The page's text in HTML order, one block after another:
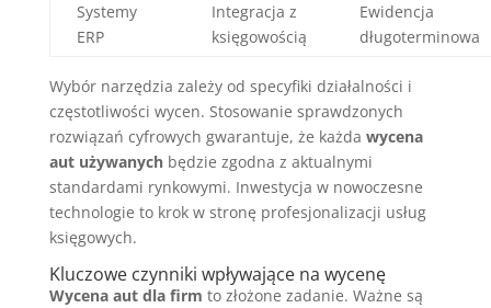
Systemy
ERP
Integracja z
księgowością
Ewidencja
długoterminowa
Wybór narzędzia zależy od specyfiki działalności i
częstotliwości wycen. Stosowanie sprawdzonych
rozwiązań cyfrowych gwarantuje, że każda wycena
aut używanychbędzie zgodna z aktualnymi
standardami rynkowymi. Inwestycja w nowoczesne
technologie to krok w stronę profesjonalizacji usług
księgowych.
Kluczowe czynniki wpływające na wycenę
Wycena aut dla firm to złożone zadanie. Ważne są